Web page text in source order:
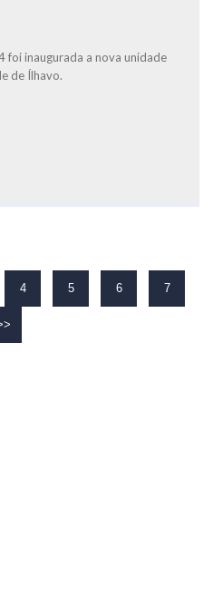
inaugurada a nova unidade
de Ílhavo.
4 5 6 7